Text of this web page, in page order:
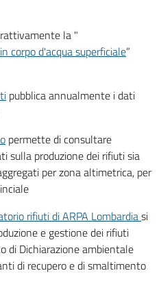
la "
corpo d'acqua superficiale”
pubblica annualmente i dati
permette di consultare
sulla produzione dei rifiuti sia
per zona altimetrica, per
rifiuti di ARPA Lombardiasi
e gestione dei rifiuti
di Dichiarazione ambientale
di recupero e di smaltimento